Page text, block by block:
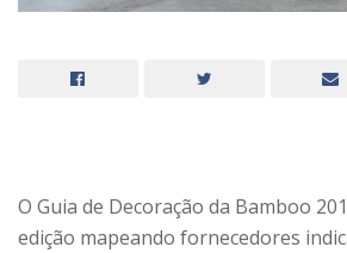
O Guia de Decoração da Bamboo
edição mapeando fornecedores